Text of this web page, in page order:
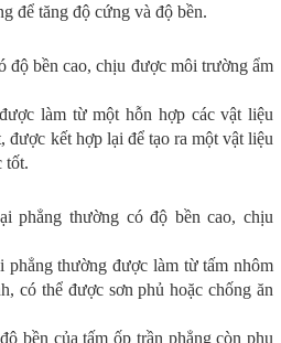
để tăng độ cứng và độ bền.
độ bền cao, chịu được môi trường ẩm
làm từ một hỗn hợp các vật liệu
được kết hợp lại để tạo ra một vật liệu
tốt.
phẳng thường có độ bền cao, chịu
phẳng thường được làm từ tấm nhôm
có thể được sơn phủ hoặc chống ăn
bền của tấm ốp trần phẳng còn phụ